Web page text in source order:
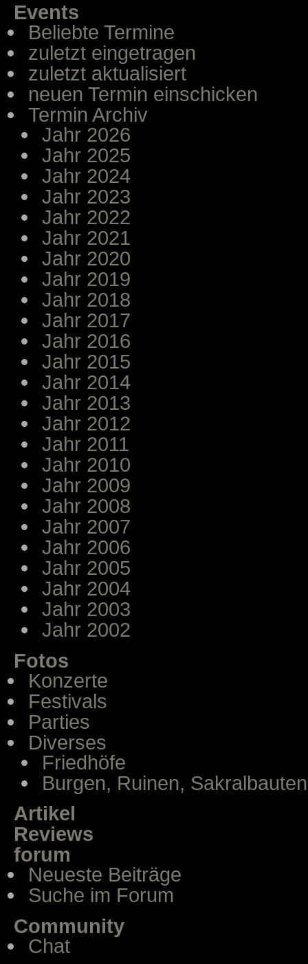
Events
Beliebte Termine
zuletzt eingetragen
zuletzt aktualisiert
neuen Termin einschicken
Termin Archiv
Jahr 2026
Jahr 2025
Jahr 2024
Jahr 2023
Jahr 2022
Jahr 2021
Jahr 2020
Jahr 2019
Jahr 2018
Jahr 2017
Jahr 2016
Jahr 2015
Jahr 2014
Jahr 2013
Jahr 2012
Jahr 2011
Jahr 2010
Jahr 2009
Jahr 2008
Jahr 2007
Jahr 2006
Jahr 2005
Jahr 2004
Jahr 2003
Jahr 2002
Fotos
Konzerte
Festivals
Parties
Diverses
Friedhöfe
Burgen, Ruinen, Sakralbauten
Artikel
Reviews
forum
Neueste Beiträge
Suche im Forum
Community
Chat